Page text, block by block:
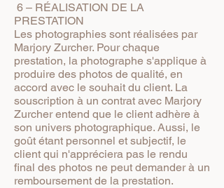
6 – RÉALISATION DE LA
PRESTATION
Les photographies sont réalisées par
Marjory Zurcher. Pour chaque
prestation, la photographe s'applique à
produire des photos de qualité, en
accord avec le souhait du client. La
souscription à un contrat avec Marjory
Zurcher entend que le client adhère à
son univers photographique. Aussi, le
goût étant personnel et subjectif, le
client qui n'appréciera pas le rendu
final des photos ne peut demander à un
remboursement de la prestation.